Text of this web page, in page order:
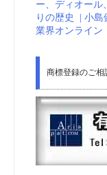
ー、ディオール
りの歴史 | 小島
業界オンライン
商標登録のご相